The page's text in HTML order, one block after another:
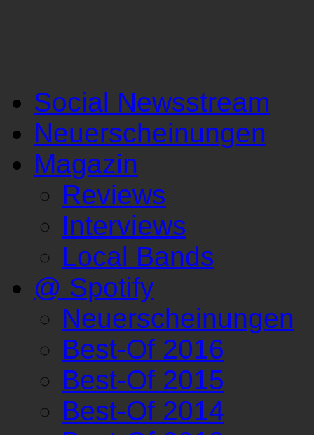
Social Newsstream
Neuerscheinungen
Magazin
Reviews
Interviews
Local Bands
@ Spotify
Neuerscheinungen
Best-Of 2016
Best-Of 2015
Best-Of 2014